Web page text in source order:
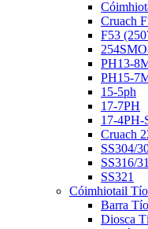
Cruach
F53
PH13-
PH15-
15-5ph
17-7PH
17-4PH-
Cruach
SS304/
SS316/
SS321
Cóimhiotail
Barra
Diosca